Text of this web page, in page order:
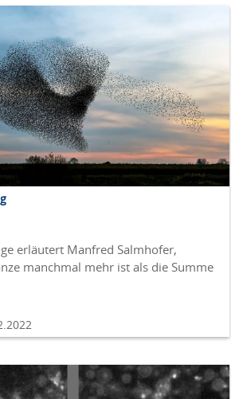
erläutert Manfred Salmhofer,
manchmal mehr ist als die Summe